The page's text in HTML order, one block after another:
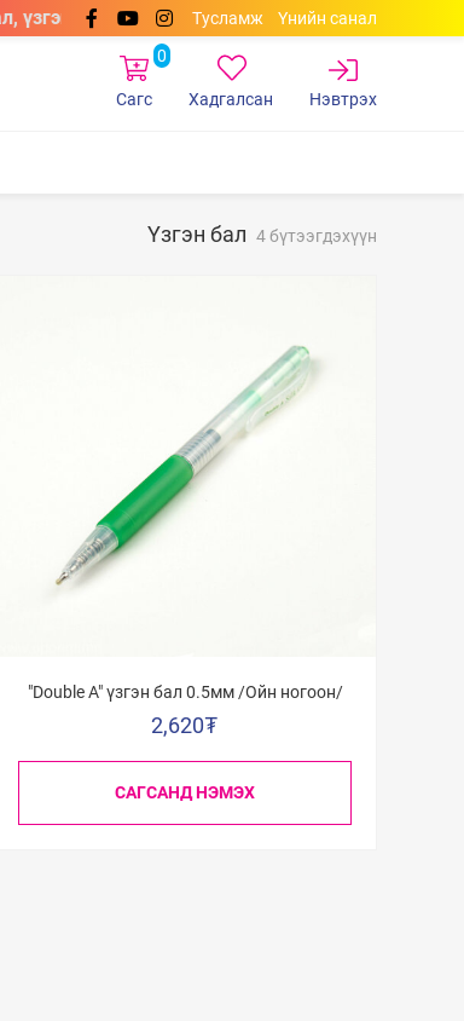
үзгэн бал, самбарын маркерууд өнгөний
Тусламж Үнийн санал
0
Сагс Хадгалсан Нэвтрэх
Үзгэн бал 4 бүтээгдэхүүн
"Double A" үзгэн бал 0.5мм /Ойн ногоон/
2,620₮
САГСАНД НЭМЭХ